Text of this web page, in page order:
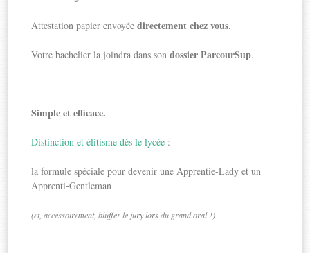
Attestation papier envoyéedirectement chez vous.
Votre bachelier la joindra dans sondossier ParcourSup.
Simple et efficace.
Distinction et élitisme dès le lycée :
la formule spéciale pour devenir une Apprentie-Lady et un
Apprenti-Gentleman
(et, accessoirement, bluffer le jury lors du grand oral !)